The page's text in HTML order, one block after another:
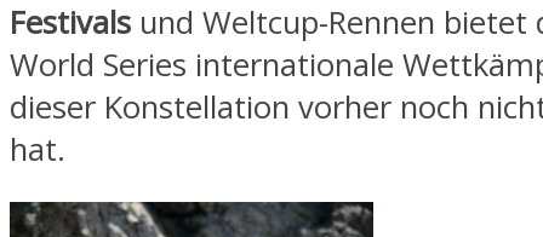
Festivals und Weltcup-Rennen bietet
World Series internationale
dieser Konstellation vorher noch
hat.